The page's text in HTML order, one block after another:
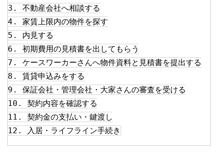
3. 不動産会社へ相談する
4. 家賃上限内の物件を探す
5. 内見する
6. 初期費用の見積書を出してもらう
7. ケースワーカーさんへ物件資料と見積書を提出する
8. 賃貸申込みをする
9. 保証会社・管理会社・大家さんの審査を受ける
10. 契約内容を確認する
11. 契約金の支払い・鍵渡し
12. 入居・ライフライン手続き